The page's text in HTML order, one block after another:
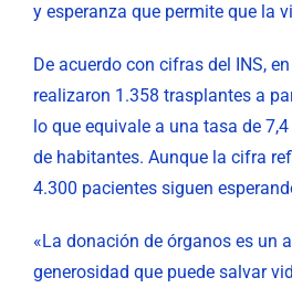
y esperanza que permite que la
De acuerdo con cifras del INS,
realizaron 1.358 trasplantes a
lo que equivale a una tasa de
de habitantes. Aunque la cifra
4.300 pacientes siguen
«La donación de órganos es un
generosidad que puede salvar